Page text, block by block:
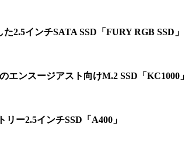
2.5インチSATA SSD「FURY RGB SSD」
エンスージアスト向けM.2 SSD「KC1000」
ー2.5インチSSD「A400」